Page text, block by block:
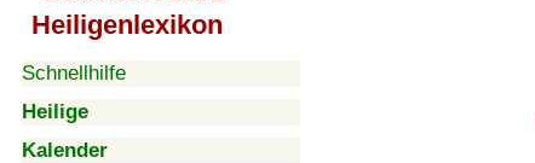
Heiligenlexikon
Schnellhilfe
Heilige
Kalender